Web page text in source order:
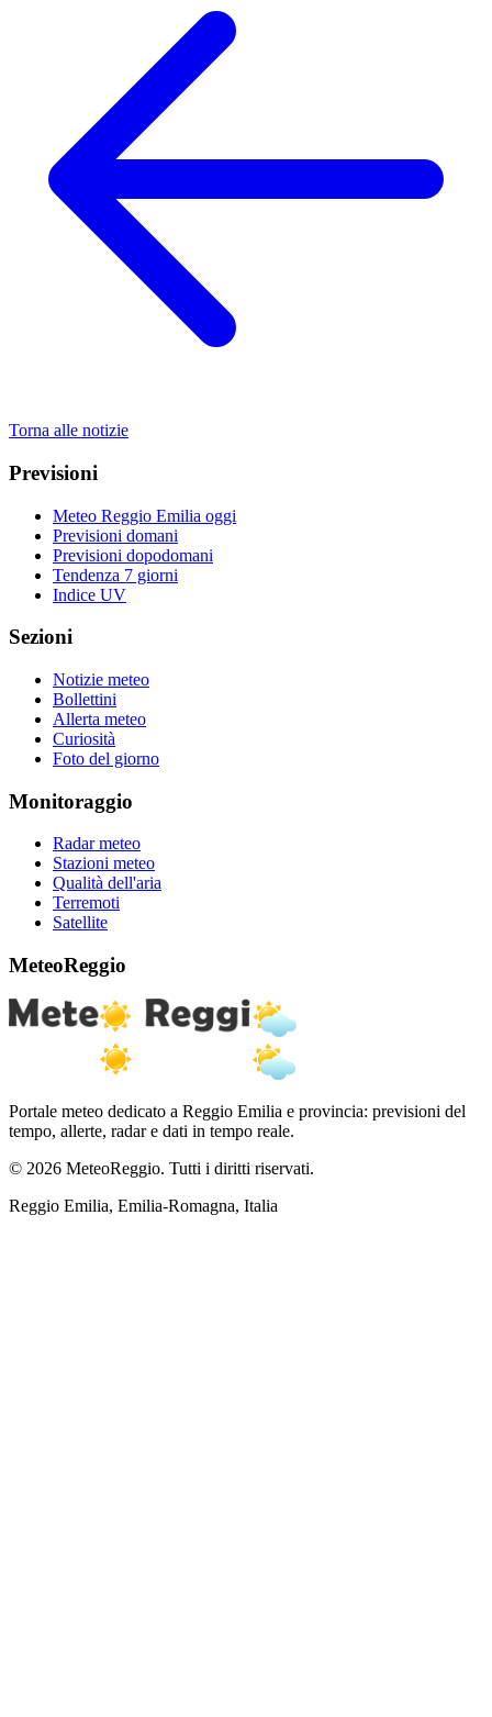
Torna alle notizie
Previsioni
Meteo Reggio Emilia oggi
Previsioni domani
Previsioni dopodomani
Tendenza 7 giorni
Indice UV
Sezioni
Notizie meteo
Bollettini
Allerta meteo
Curiosità
Foto del giorno
Monitoraggio
Radar meteo
Stazioni meteo
Qualità dell'aria
Terremoti
Satellite
MeteoReggio
Portale meteo dedicato a Reggio Emilia e provincia: previsioni del
tempo, allerte, radar e dati in tempo reale.
© 2026 MeteoReggio. Tutti i diritti riservati.
Reggio Emilia, Emilia-Romagna, Italia